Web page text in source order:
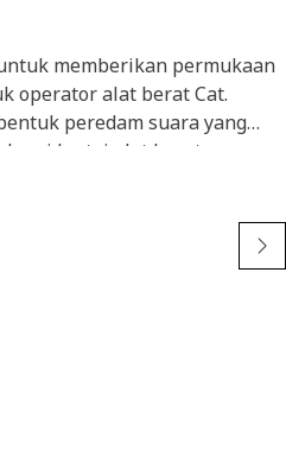
memberikan permukaan
operator alat berat Cat.
peredam suara yang
lantai alat berat.
karpet berlaminasi
tahan lama yang anti-
sabun dan air